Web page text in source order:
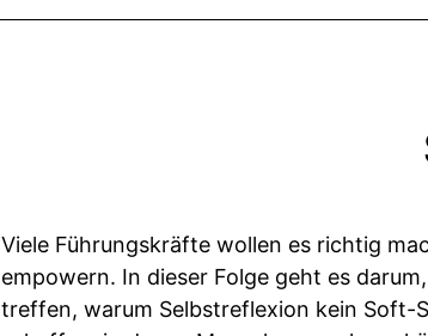
Viele Führungskräfte wollen es richtig
empowern. In dieser Folge geht es
treffen, warum Selbstreflexion kein Soft-